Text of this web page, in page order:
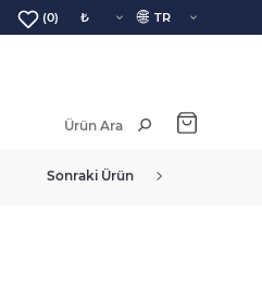
(0) 🌐
Sonraki Ürün